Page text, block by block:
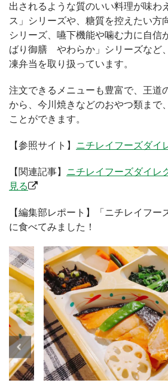
出されるような質のいい料理が味わ
ス」シリーズや、糖質を控えたい方
シリーズ、嚥下機能や噛む力に自信
ばり御膳 やわらか」シリーズなど
凍弁当を取り扱っています。
注文できるメニューも豊富で、王道
から、今川焼きなどのおやつ類まで
ことができます。
【参照サイト】 ニチレイフーズダイ
【関連記事】 ニチレイフーズダイレ
見る
【編集部レポート】「ニチレイフー
に食べてみました！